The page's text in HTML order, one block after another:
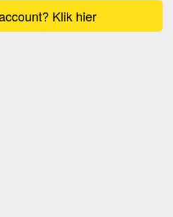
Klik hier